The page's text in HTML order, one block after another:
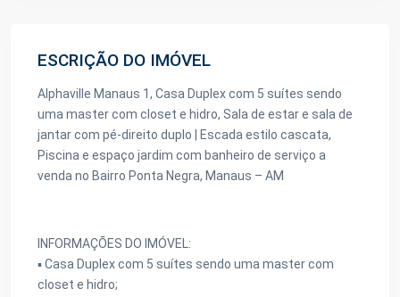
ESCRIÇÃO DO IMÓVEL
Alphaville Manaus 1, Casa Duplex com 5 suítes sendo
uma master com closet e hidro, Sala de estar e sala de
jantar com pé-direito duplo | Escada estilo cascata,
Piscina e espaço jardim com banheiro de serviço a
venda no Bairro Ponta Negra, Manaus – AM
INFORMAÇÕES DO IMÓVEL:
▪️ Casa Duplex com 5 suítes sendo uma master com
closet e hidro;